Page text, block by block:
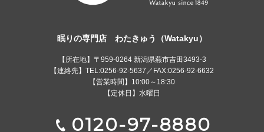
眠りの専門店 わたきゅう（Watakyu）
【所在地】〒959-0264 新潟県燕市吉田3493-3
【連絡先】TEL:0256-92-5637／FAX:0256-92-6632
【営業時間】10:00～18:30
【定休日】水曜日
0120-97-8880